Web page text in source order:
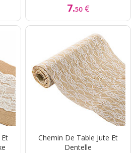
7.50 €
Chemin De Table Jute Et
Dentelle